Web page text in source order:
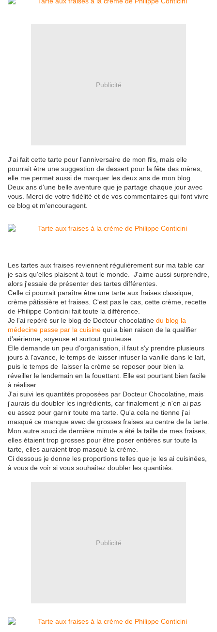
Publicité
J'ai fait cette tarte pour l'anniversaire de mon fils, mais elle
pourrait être une suggestion de dessert pour la fête des mères,
elle me permet aussi de marquer les deux ans de mon blog.
Deux ans d'une belle aventure que je partage chaque jour avec
vous. Merci de votre fidélité et de vos commentaires qui font vivre
ce blog et m'encouragent.
Les tartes aux fraises reviennent régulièrement sur ma table car
je sais qu'elles plaisent à tout le monde. J'aime aussi surprendre,
alors j'essaie de présenter des tartes différentes.
Celle ci pourrait paraître être une tarte aux fraises classique,
crème pâtissière et fraises. C'est pas le cas, cette crème, recette
de Philippe Conticini fait toute la différence.
Je l'ai repéré sur le blog de Docteur chocolatine du blog la
médecine passe par la cuisine qui a bien raison de la qualifier
d'aérienne, soyeuse et surtout gouteuse.
Elle demande un peu d'organisation, il faut s'y prendre plusieurs
jours à l'avance, le temps de laisser infuser la vanille dans le lait,
puis le temps de laisser la crème se reposer pour bien la
réveiller le lendemain en la fouettant. Elle est pourtant bien facile
à réaliser.
J'ai suivi les quantités proposées par Docteur Chocolatine, mais
j'aurais du doubler les ingrédients, car finalement je n'en ai pas
eu assez pour garnir toute ma tarte. Qu'a cela ne tienne j'ai
masqué ce manque avec de grosses fraises au centre de la tarte.
Mon autre souci de dernière minute a été la taille de mes fraises,
elles étaient trop grosses pour être poser entières sur toute la
tarte, elles auraient trop masqué la crème.
Ci dessous je donne les proportions telles que je les ai cuisinées,
à vous de voir si vous souhaitez doubler les quantités.
Publicité